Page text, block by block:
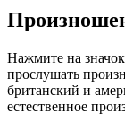
Нажмите на
прослушать
британский и
естественное